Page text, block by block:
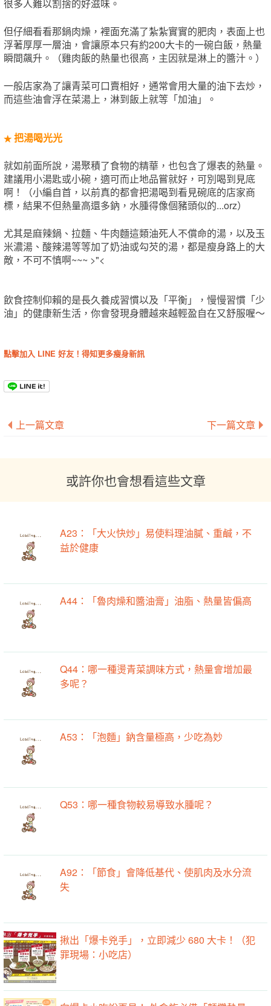
很多人難以割捨的好滋味。
但仔細看看那鍋肉燥，裡面充滿了紮紮實實的肥肉，表面上也
浮著厚厚一層油，會讓原本只有約200大卡的一碗白飯，熱量
瞬間飆升。（雞肉飯的熱量也很高，主因就是淋上的醬汁。）
一般店家為了讓青菜可口賣相好，通常會用大量的油下去炒，
而這些油會浮在菜湯上，淋到飯上就等「加油」。
★ 把湯喝光光
就如前面所說，湯聚積了食物的精華，也包含了爆表的熱量。
建議用小湯匙或小碗，適可而止地品嘗就好，可別喝到見底
啊！（小編自首，以前真的都會把湯喝到看見碗底的店家商
標，結果不但熱量高還多鈉，水腫得像個豬頭似的...orz）
尤其是麻辣鍋、拉麵、牛肉麵這類油死人不償命的湯，以及玉
米濃湯、酸辣湯等等加了奶油或勾芡的湯，都是瘦身路上的大
敵，不可不慎啊~~~ >"<
飲食控制仰賴的是長久養成習慣以及「平衡」，慢慢習慣「少
油」的健康新生活，你會發現身體越來越輕盈自在又舒服喔～
點擊加入 LINE 好友！得知更多瘦身新訊
上一篇文章 下一篇文章
或許你也會想看這些文章
A23：「大火快炒」易使料理油膩、重鹹，不
益於健康
A44：「魯肉燥和醬油膏」油脂、熱量皆偏高
Q44：哪一種燙青菜調味方式，熱量會增加最
多呢？
A53：「泡麵」鈉含量極高，少吃為妙
Q53：哪一種食物較易導致水腫呢？
A92：「節食」會降低基代、使肌肉及水分流
失
揪出「爆卡兇手」，立即減少 680 大卡！（犯
罪現場：小吃店）